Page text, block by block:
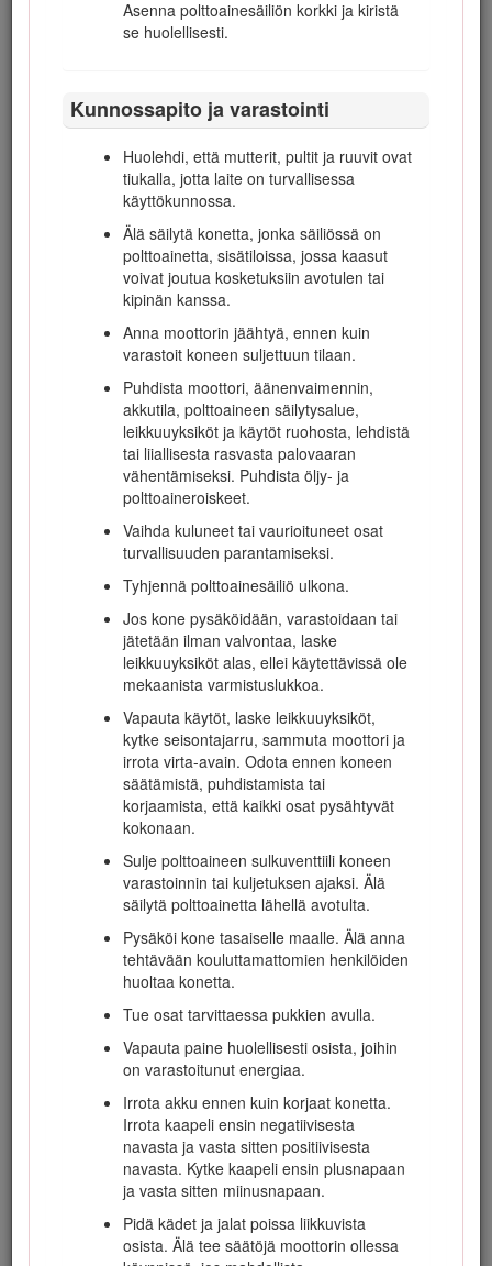
Asenna polttoainesäiliön korkki ja kiristä
se huolellisesti.
Kunnossapito ja varastointi
Huolehdi, että mutterit, pultit ja ruuvit ovat
tiukalla, jotta laite on turvallisessa
käyttökunnossa.
Älä säilytä konetta, jonka säiliössä on
polttoainetta, sisätiloissa, jossa kaasut
voivat joutua kosketuksiin avotulen tai
kipinän kanssa.
Anna moottorin jäähtyä, ennen kuin
varastoit koneen suljettuun tilaan.
Puhdista moottori, äänenvaimennin,
akkutila, polttoaineen säilytysalue,
leikkuuyksiköt ja käytöt ruohosta, lehdistä
tai liiallisesta rasvasta palovaaran
vähentämiseksi. Puhdista öljy- ja
polttoaineroiskeet.
Vaihda kuluneet tai vaurioituneet osat
turvallisuuden parantamiseksi.
Tyhjennä polttoainesäiliö ulkona.
Jos kone pysäköidään, varastoidaan tai
jätetään ilman valvontaa, laske
leikkuuyksiköt alas, ellei käytettävissä ole
mekaanista varmistuslukkoa.
Vapauta käytöt, laske leikkuuyksiköt,
kytke seisontajarru, sammuta moottori ja
irrota virta-avain. Odota ennen koneen
säätämistä, puhdistamista tai
korjaamista, että kaikki osat pysähtyvät
kokonaan.
Sulje polttoaineen sulkuventtiili koneen
varastoinnin tai kuljetuksen ajaksi. Älä
säilytä polttoainetta lähellä avotulta.
Pysäköi kone tasaiselle maalle. Älä anna
tehtävään kouluttamattomien henkilöiden
huoltaa konetta.
Tue osat tarvittaessa pukkien avulla.
Vapauta paine huolellisesti osista, joihin
on varastoitunut energiaa.
Irrota akku ennen kuin korjaat konetta.
Irrota kaapeli ensin negatiivisesta
navasta ja vasta sitten positiivisesta
navasta. Kytke kaapeli ensin plusnapaan
ja vasta sitten miinusnapaan.
Pidä kädet ja jalat poissa liikkuvista
osista. Älä tee säätöjä moottorin ollessa
Kaatumissuojausjärjestelmä (ROPS) –
Käyttö ja kunnossapito
tehokas turvalaite. Käytä turvavyötä koneen
Varmista, että turvavyö on nopeasti
avattavissa hätätilanteessa.
Tarkasta leikattava alue.
Tarkista vapaa alikulkukorkeus (esim. puiden
oksat, porttikäytävät, sähkölinjat) ennen kuin
ajat mahdollisen esteen alitse. Varo
osumasta esteeseen.
Pidä kaatumissuojausjärjestelmä
turvallisessa käyttökunnossa tarkistamalla se
vaurioiden varalta säännöllisesti ja pitämällä
kaikki kiinnittimet tiukalla.
Vaihda vaurioitunut
kaatumissuojausjärjestelmä. Älä korjaa tai
muuta sitä.
Äläirrota kaatumissuojausjärjestelmää.
Kaikkiin kaatumissuojausjärjestelmän
muutoksiin on hankittava valmistajan lupa.
Polttoaineiden turvallinen käsittely
Vältä loukkaantumiset ja omaisuusvahingot
käsittelemällä bensiiniä erittäin varovasti.
Bensiini on erittäin tulenarkaa ja sen höyryt
ovat räjähdysherkkiä.
Sammuta savukkeet, sikarit, piiput ja muut
sytytyslähteet.
Käytä vain hyväksyttyä polttoaineastiaa.
Älä koskaan irrota polttoainesäiliön korkkia
käynnissä.
Anna moottorin jäähtyä ennen tankkausta.
Älä täytä polttoainesäiliötä sisätiloissa.
Älä säilytä konetta tai polttoainesäiliötä
tilassa, jossa on avotuli, kipinöitä tai
muu vastaava laite).
Älä täytä astioita ajoneuvon sisällä tai
kuorma-auton tai perävaunun lavalla, jossa
on muovipäällyste. Aseta astiat aina maahan
lisäämistä.